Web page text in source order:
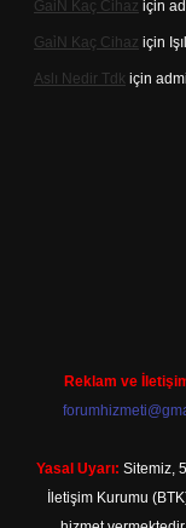
Gai̇N Kaç Cihaz için
Gai̇N Kaç Cihaz için Işıl
Aslı Nedir Tdk için
Reklam ve
Yasal Uyarı: Sitemiz,
İletişim Kurumu